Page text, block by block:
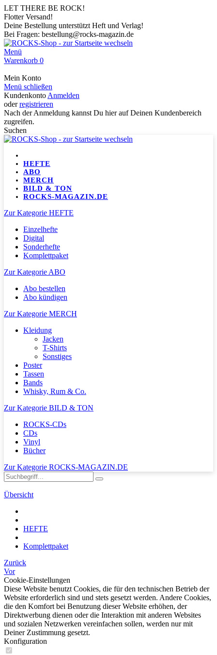
LET THERE BE ROCK!
Flotter Versand!
Deine Bestellung unterstützt Heft und Verlag!
Bei Fragen: bestellung@rocks-magazin.de
Menü
Warenkorb 0
Mein Konto
Menü schließen
Kundenkonto Anmelden
oderregistrieren
Nach der Anmeldung kannst Du hier auf Deinen Kundenbereich
zugreifen.
Suchen
HEFTE
ABO
MERCH
BILD & TON
ROCKS-MAGAZIN.DE
Zur Kategorie HEFTE
Einzelhefte
Digital
Sonderhefte
Komplettpaket
Zur Kategorie ABO
Abo bestellen
Abo kündigen
Zur Kategorie MERCH
Kleidung
Jacken
T-Shirts
Sonstiges
Poster
Tassen
Bands
Whisky, Rum & Co.
Zur Kategorie BILD & TON
ROCKS-CDs
CDs
Vinyl
Bücher
Zur Kategorie ROCKS-MAGAZIN.DE
Übersicht
HEFTE
Komplettpaket
Zurück
Vor
Cookie-Einstellungen
Diese Website benutzt Cookies, die für den technischen Betrieb der
Website erforderlich sind und stets gesetzt werden. Andere Cookies,
die den Komfort bei Benutzung dieser Website erhöhen, der
Direktwerbung dienen oder die Interaktion mit anderen Websites
und sozialen Netzwerken vereinfachen sollen, werden nur mit
Deiner Zustimmung gesetzt.
Konfiguration